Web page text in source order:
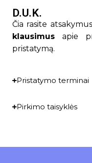
D.U.K.
Čia rasite
klausimus apie
pristatymą.
Pristatymo terminai
Pirkimo taisyklės